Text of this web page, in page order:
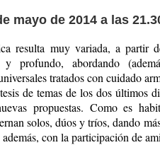
mayo de 2014 a las
resulta muy variada, a partir
y profundo, abordando
tratados con cuidado
de temas de los dos
propuestas. Como es
solos, dúos y tríos, dando
con la participación de